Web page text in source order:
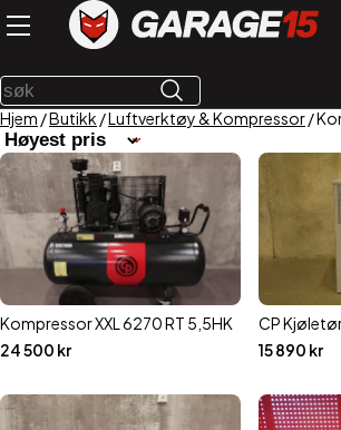
Hjem /Butikk /Luftverktøy & Kompressor/
Kompressor XXL 6270 RT 5,5HK
24 500 kr
CP
15 890 kr